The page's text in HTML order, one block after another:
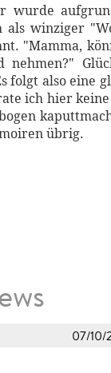
wurde
winziger
"Mamma,
folgt also eine
ich hier
übrig.
07/10/